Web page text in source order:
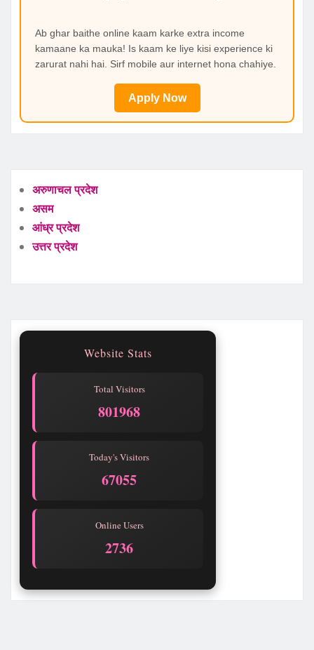
Ab ghar baithe online kaam karke extra income
kamaane ka mauka! Is kaam ke liye kisi experience ki
zarurat nahi hai. Sirf mobile aur internet hona chahiye.
Apply Now
अरुणाचल प्रदेश
असम
आंध्र प्रदेश
उत्तर प्रदेश
Website Stats
Total Visitors
801968
Today's Visitors
67055
Online Users
2736